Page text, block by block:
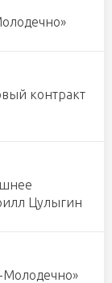
контракт
Цулыгин